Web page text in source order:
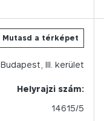
Mutasd a térképet
Budapest, III. kerület
Helyrajzi szám:
14615/5